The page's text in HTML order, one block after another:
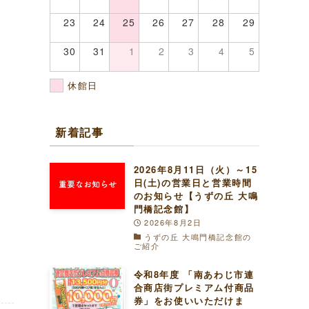
23 24 25 26 27 28 29
30 31 1 2 3 4 5
休館日
新着記事
2026年8月11日（火）～15
日(土)の営業日と営業時間
のお知らせ【うずの丘 大鳴
門橋記念館】
2026年8月2日
うずの丘 大鳴門橋記念館の
ご紹介
令和8年度 「南あわじ市連
合商店街プレミアム付商品
券」をお使いいただけま